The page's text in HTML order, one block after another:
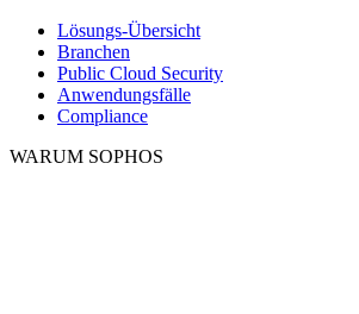
Lösungs-Übersicht
Branchen
Public Cloud Security
Anwendungsfälle
Compliance
WARUM SOPHOS